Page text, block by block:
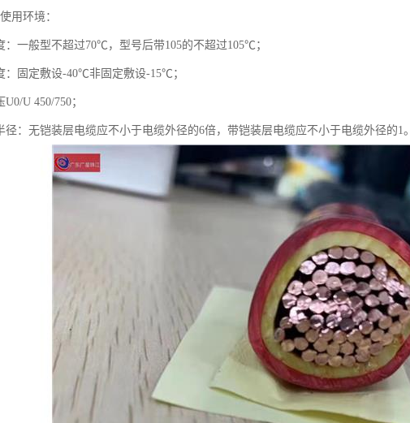
用环境：
：一般型不超过70℃，型号后带105的不超过105℃；
：固定敷设-40℃非固定敷设-15℃；
U 450/750；
径：无铠装层电缆应不小于电缆外径的6倍，带铠装层电缆应不小于电缆外径的1。